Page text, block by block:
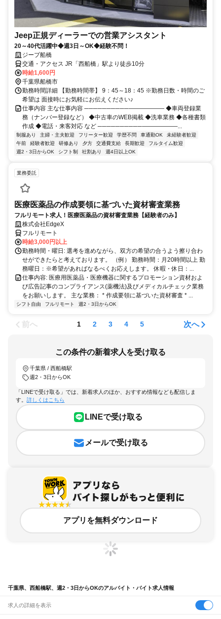
Jeep正規ディーラーでの営業アシスタント
20～40代活躍中◆週3日～OK◆経験不問！
ジープ船橋
交通・アクセス JR「西船橋」駅より徒歩10分
時給1,600円
千葉県船橋市
勤務時間詳細 【勤務時間帯】 9：45～18：45 ※勤務日数・時間のご
希望は 面接時にお気軽にお伝えください♪
仕事内容 主な仕事内容 ──────────―――――― ◆車両登録業
務（ナンバー登録など） ◆中古車のWEB掲載 ◆洗車業務 ◆各種書類
作成 ◆電話・来客対応 など ──────────――――――...
制服あり 主婦・主夫歓迎 フリーター歓迎 学歴不問 車通勤OK
未経験者歓迎
午前
経験者歓迎 研修あり 夕方 交通費支給 長期歓迎
フルタイム歓迎
週2・3日からOK
シフト制 社割あり 週4日以上OK
業務委託
医療医薬品の作成要領に基づいた資材審査業務
フルリモート求人！医療医薬品の資材審査業務【経験者のみ】
株式会社EdgeX
フルリモート
時給3,000円以上
勤務時間・曜日: 選考を進めながら、双方の希望の合うよう擦り合わ
せができたらと考えております。 （例） 勤務時間：月20時間以上 勤
務曜日：※希望があればなるべくお応えします。 休暇・休日：...
仕事内容: 医療用医薬品・医療機器に関するプロモーション資材およ
び広告記事のコンプライアンス(薬機法)及びメディカルチェック業務
をお願いします。 主な業務： * 作成要領に基づいた資材審査 * ...
シフト自由 フルリモート 週2・3日からOK
前へ 1 2 3 4 5 次へ
この条件の新着求人を受け取る
千葉県 / 西船橋駅
週2・3日からOK
「LINEで受け取る」では、新着求人のほか、おすすめ情報なども配信しま
す。 詳しくはこちら
LINEで受け取る
メールで受け取る
アプリを無料ダウンロード
千葉県、西船橋駅、週2・3日からOKのアルバイト・バイト求人情報
求人の詳細を表示